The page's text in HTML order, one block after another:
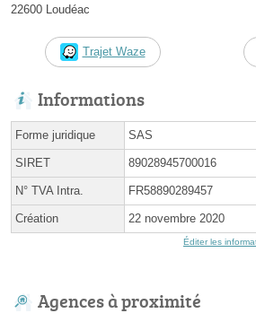
22600 Loudéac
Trajet Waze
Informations
Forme juridique SAS
SIRET 89028945700016
N° TVA Intra. FR58890289457
Création 22 novembre 2020
Éditer les
Agences à proximité